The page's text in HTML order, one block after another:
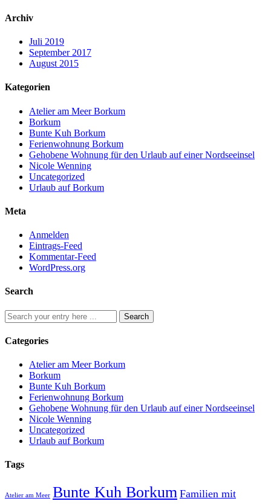
Archiv
Juli 2019
September 2017
August 2015
Kategorien
Atelier am Meer Borkum
Borkum
Bunte Kuh Borkum
Ferienwohnung Borkum
Gehobene Wohnung für den Urlaub auf einer Nordseeinsel
Nicole Wenning
Uncategorized
Urlaub auf Borkum
Meta
Anmelden
Eintrags-Feed
Kommentar-Feed
WordPress.org
Search
Categories
Atelier am Meer Borkum
Borkum
Bunte Kuh Borkum
Ferienwohnung Borkum
Gehobene Wohnung für den Urlaub auf einer Nordseeinsel
Nicole Wenning
Uncategorized
Urlaub auf Borkum
Tags
Atelier am Meer Bunte Kuh Borkum Familien mit